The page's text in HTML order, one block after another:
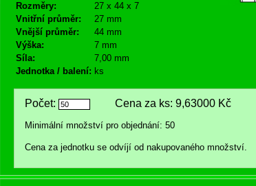
Rozměry:
27 x 44 x 7
Vnitřní průměr:
27 mm
Vnější průměr:
44 mm
Výška:
7 mm
Síla:
7,00 mm
Jednotka / balení: ks
Počet: Cena za ks: 9,63000 Kč
Minimální množství pro objednání: 50
Cena za jednotku se odvíjí od nakupovaného množství.